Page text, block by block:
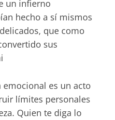
un infierno
hecho a sí mismos
que como
sus
emocional es un acto
límites personales
Quien te diga lo